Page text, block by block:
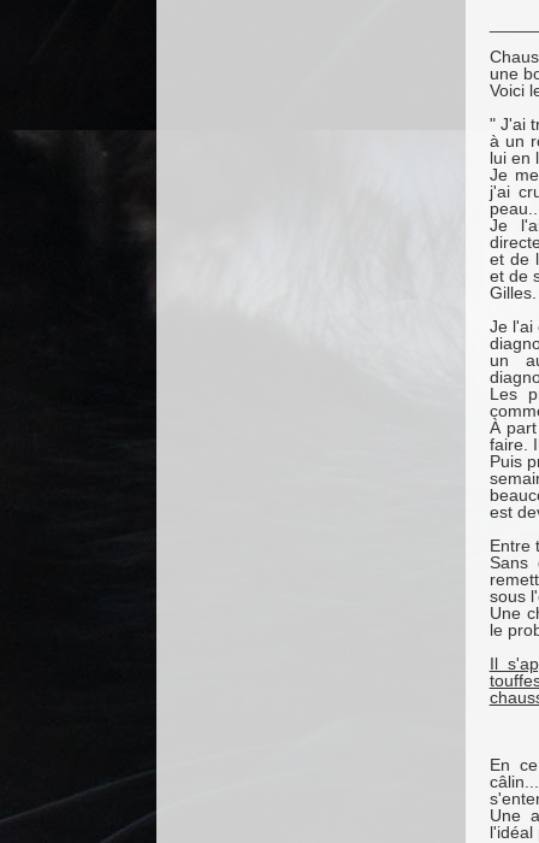
une
Voici
" J'ai
à un
lui en
Je
j'ai
Je
et de
et de
Gilles.
Je l'ai
un
Les
À
faire.
Puis
est
Entre
Sans
sous
Une
le
Il
En
Une
l'idéal